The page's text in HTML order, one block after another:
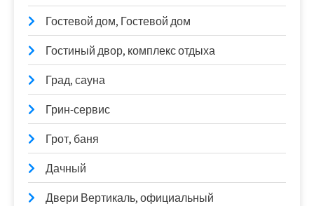
Гостевой дом, Гостевой дом
Гостиный двор, комплекс отдыха
Град, сауна
Грин-сервис
Грот, баня
Дачный
Двери Вертикаль, официальный